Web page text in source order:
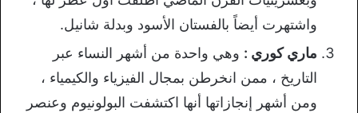
واشتهرت أيضاً بالفستان الأسود وبدلة شانيل.
ماري كوري : وهي واحدة من أشهر النساء عبر
التاريخ ، ممن انخرطن بمجال الفيزياء والكيمياء ،
ومن أشهر إنجازاتها أنها اكتشفت البولونيوم وعنصر